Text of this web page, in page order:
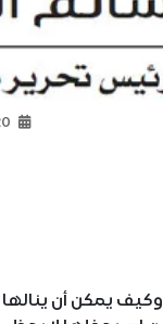
يمكن أن